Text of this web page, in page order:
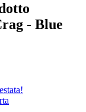
- Blue